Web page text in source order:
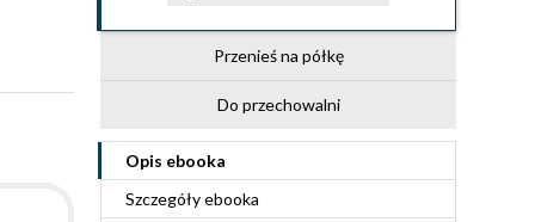
Przenieś na półkę
Do przechowalni
Opis ebooka
Szczegółyebooka